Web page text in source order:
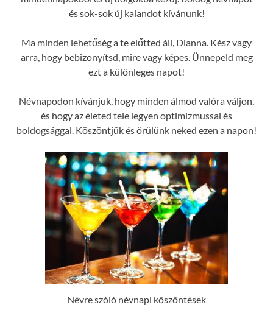
és sok-sok új kalandot kívánunk!
Ma minden lehetőség a te előtted áll, Dianna. Kész vagy
arra, hogy bebizonyítsd, mire vagy képes. Ünnepeld meg
ezt a különleges napot!
Névnapodon kívánjuk, hogy minden álmod valóra váljon,
és hogy az életed tele legyen optimizmussal és
boldogsággal. Köszöntjük és örülünk neked ezen a napon!
Névre szóló névnapi köszöntések